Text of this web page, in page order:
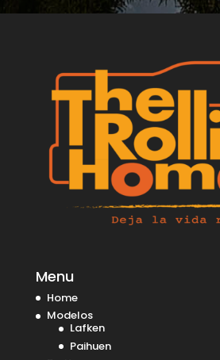
Menu
Home
Modelos
Lafken
Paihuen